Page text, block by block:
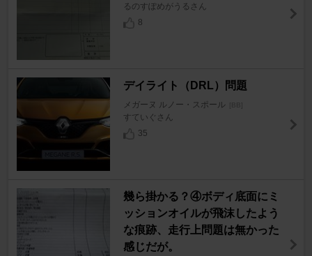
るのすぽめがうるさん
8
デイライト（DRL）問題
メガーヌ ルノー・スポール [BB]
すていぐさん
35
幾ら掛かる？④ボディ底面にミ
ッションオイルが飛沫したよう
な痕跡、走行上問題は無かった
感じだが。